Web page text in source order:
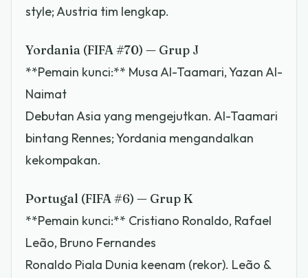
style; Austria tim lengkap.
Yordania (FIFA #70) — Grup J
**Pemain kunci:** Musa Al-Taamari, Yazan Al-
Naimat
Debutan Asia yang mengejutkan. Al-Taamari
bintang Rennes; Yordania mengandalkan
kekompakan.
Portugal (FIFA #6) — Grup K
**Pemain kunci:** Cristiano Ronaldo, Rafael
Leão, Bruno Fernandes
Ronaldo Piala Dunia keenam (rekor). Leão &